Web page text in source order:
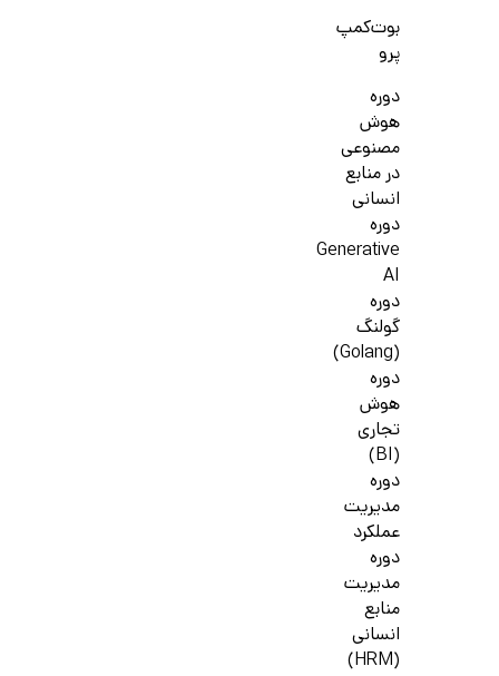
بوت‌کمپ
پرو
دوره
هوش
مصنوعی
در منابع
انسانی
دوره
Generative
AI
دوره
گولنگ
(Golang)
دوره
هوش
تجاری
(BI)
دوره
مدیریت
عملکرد
دوره
مدیریت
منابع
انسانی
(HRM)